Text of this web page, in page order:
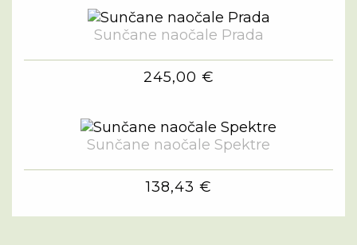
Sunčane naočale Prada
245,00 €
Sunčane naočale Spektre
138,43 €